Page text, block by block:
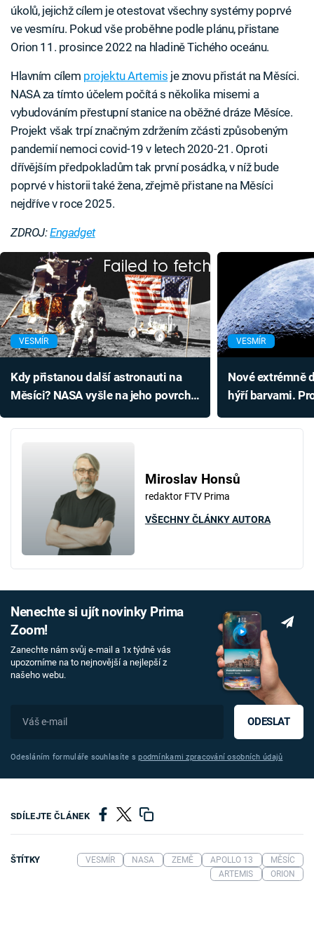
úkolů, jejichž cílem je otestovat všechny systémy poprvé
ve vesmíru. Pokud vše proběhne podle plánu, přistane
Orion 11. prosince 2022 na hladině Tichého oceánu.
Hlavním cílem projektu Artemis je znovu přistát na Měsíci.
NASA za tímto účelem počítá s několika misemi a
vybudováním přestupní stanice na oběžné dráze Měsíce.
Projekt však trpí značným zdržením zčásti způsobeným
pandemií nemoci covid-19 v letech 2020-21. Oproti
dřívějším předpokladům tak první posádka, v níž bude
poprvé v historii také žena, zřejmě přistane na Měsíci
nejdříve v roce 2025.
ZDROJ:Engadget
Failed to fetch
VESMÍR
Kdy přistanou další astronauti na
Měsíci? NASA vyšle na jeho povrch
VESMÍR
Nové extrémně
hýří barvami.
Miroslav Honsů
redaktor FTV Prima
VŠECHNY ČLÁNKY AUTORA
Nenechte si ujít novinky Prima
Zoom!
Zanechte nám svůj e-mail a 1x týdně vás
upozorníme na to nejnovější a nejlepší z
našeho webu.
ODESLAT
Odesláním formuláře souhlasíte spodmínkami zpracování osobních údajů
SDÍLEJTE ČLÁNEK
ŠTÍTKY VESMÍR NASA ZEMĚ APOLLO 13
MĚSÍC
ARTEMIS
ORION